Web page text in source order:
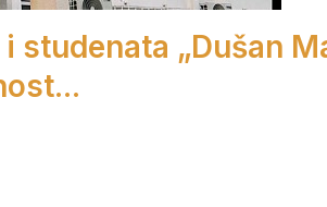
studenata „Dušan